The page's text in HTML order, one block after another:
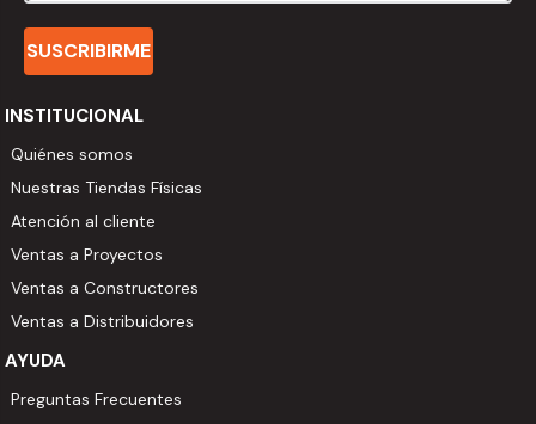
SUSCRIBIRME
INSTITUCIONAL
Quiénes somos
Nuestras Tiendas Físicas
Atención al cliente
Ventas a Proyectos
Ventas a Constructores
Ventas a Distribuidores
AYUDA
Preguntas Frecuentes